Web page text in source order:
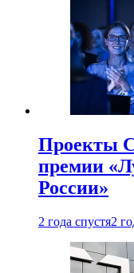
Проекты
премии
России»
2 года спустя2